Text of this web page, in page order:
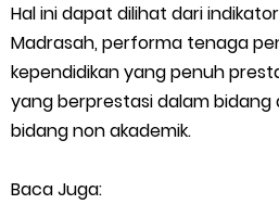
Hal ini dapat dilihat dari
Madrasah, performa tenaga
kependidikan yang penuh
yang berprestasi dalam bidang
bidang non akademik.
Baca Juga: